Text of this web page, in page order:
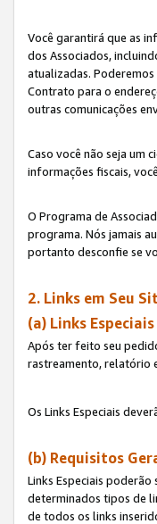
Você garantirá que as
dos Associados,
atualizadas.
Contrato para o
outras comunicações
Caso você não seja um
informações fiscais,
O Programa de
programa. Nós jamais
portanto desconfie se
2. Links em Seu
(a) Links Especiais
Após ter feito seu
rastreamento, relatório
Os Links Especiais
(b) Requisitos
Links Especiais
determinados tipos de
de todos os links